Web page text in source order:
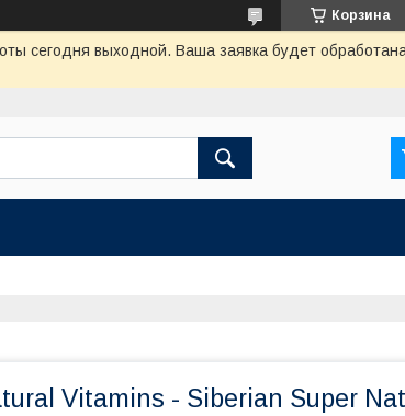
Корзина
сегодня выходной. Ваша заявка будет
Vitamins - Siberian Super